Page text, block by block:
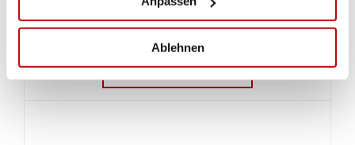
Ablehnen
ZUR GALERIE